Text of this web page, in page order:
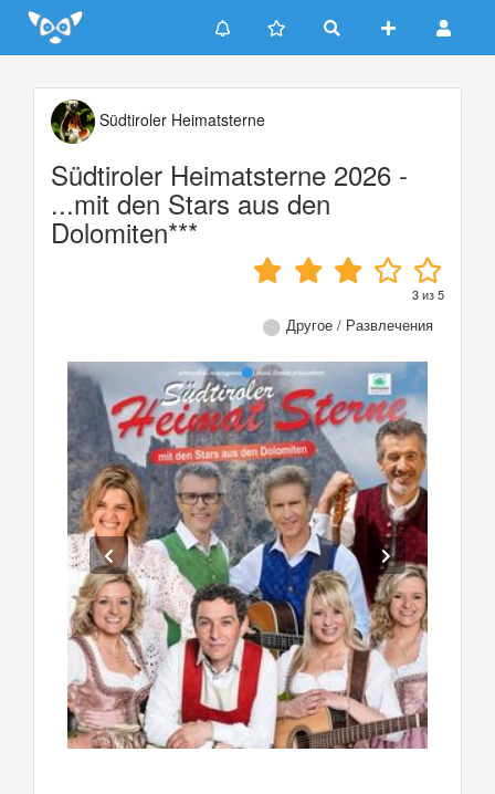
Update cookies preferences
Südtiroler Heimatsterne
Südtiroler Heimatsterne 2026 -
...mit den Stars aus den
Dolomiten***
3из5
Другое / Развлечения